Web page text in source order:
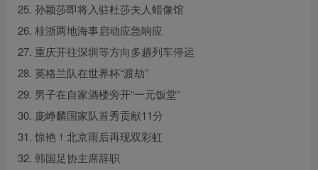
25. 孙颖莎即将入驻杜莎夫人蜡像馆
26. 桂浙两地海事启动应急响应
27. 重庆开往深圳等方向多趟列车停运
28. 英格兰队在世界杯“渡劫”
29. 男子在自家酒楼旁开“一元饭堂”
30. 庞峥麟国家队首秀贡献11分
31. 惊艳！北京雨后再现双彩虹
32. 韩国足协主席辞职